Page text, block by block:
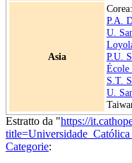
Asia
Corea:
P.A.
U.
P.U.
S.T.
U.
Estratto da "https://
Categorie: